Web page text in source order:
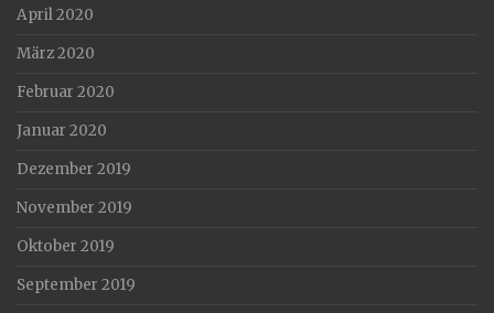
April 2020
März 2020
Februar 2020
Januar 2020
Dezember 2019
November 2019
Oktober 2019
September 2019